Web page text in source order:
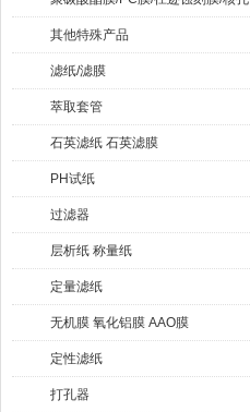
膜
其他特殊产品
滤纸/滤膜
萃取套管
石英滤纸 石英滤膜
PH试纸
过滤器
层析纸 称量纸
定量滤纸
无机膜 氧化铝膜 AAO膜
定性滤纸
打孔器